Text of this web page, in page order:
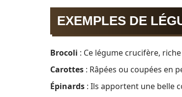
EXEMPLES DE
Brocoli : Ce légume crucifère,
Carottes : Râpées ou coupées en
Épinards : Ils apportent une belle